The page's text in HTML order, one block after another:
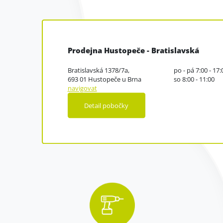
Prodejna Hustopeče - Bratislavská
Bratislavská 1378/7a,
693 01 Hustopeče u Brna
po - pá 7:00 -
so 8:00 - 11:00
navigovat
Detail pobočky